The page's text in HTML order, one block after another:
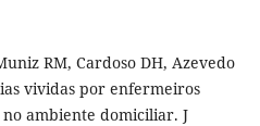
RM, Cardoso DH, Azevedo
vividas por enfermeiros
ambiente domiciliar. J